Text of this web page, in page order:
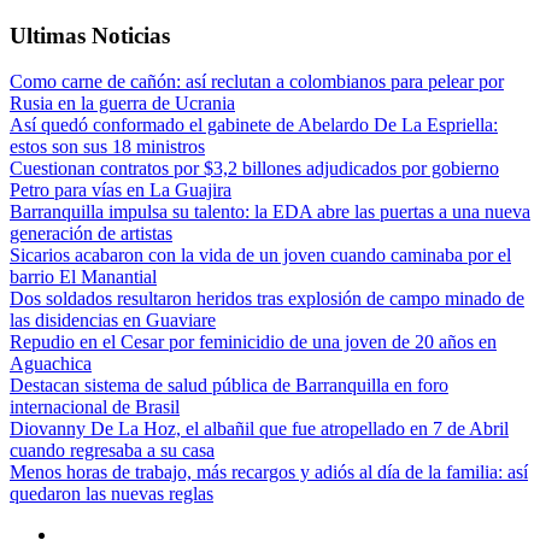
Ultimas Noticias
Como carne de cañón: así reclutan a colombianos para pelear por
Rusia en la guerra de Ucrania
Así quedó conformado el gabinete de Abelardo De La Espriella:
estos son sus 18 ministros
Cuestionan contratos por $3,2 billones adjudicados por gobierno
Petro para vías en La Guajira
Barranquilla impulsa su talento: la EDA abre las puertas a una nueva
generación de artistas
Sicarios acabaron con la vida de un joven cuando caminaba por el
barrio El Manantial
Dos soldados resultaron heridos tras explosión de campo minado de
las disidencias en Guaviare
Repudio en el Cesar por feminicidio de una joven de 20 años en
Aguachica
Destacan sistema de salud pública de Barranquilla en foro
internacional de Brasil
Diovanny De La Hoz, el albañil que fue atropellado en 7 de Abril
cuando regresaba a su casa
Menos horas de trabajo, más recargos y adiós al día de la familia: así
quedaron las nuevas reglas